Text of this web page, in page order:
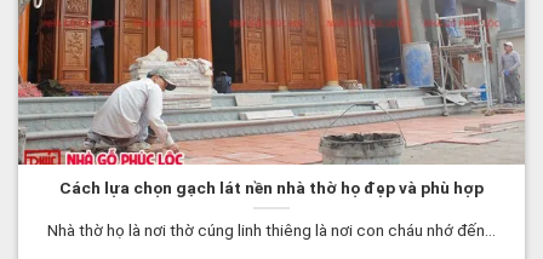
Cách lựa chọn gạch lát nền nhà thờ họ đẹp và phù hợp
Nhà thờ họ là nơi thờ cúng linh thiêng là nơi con cháu nhớ đến...